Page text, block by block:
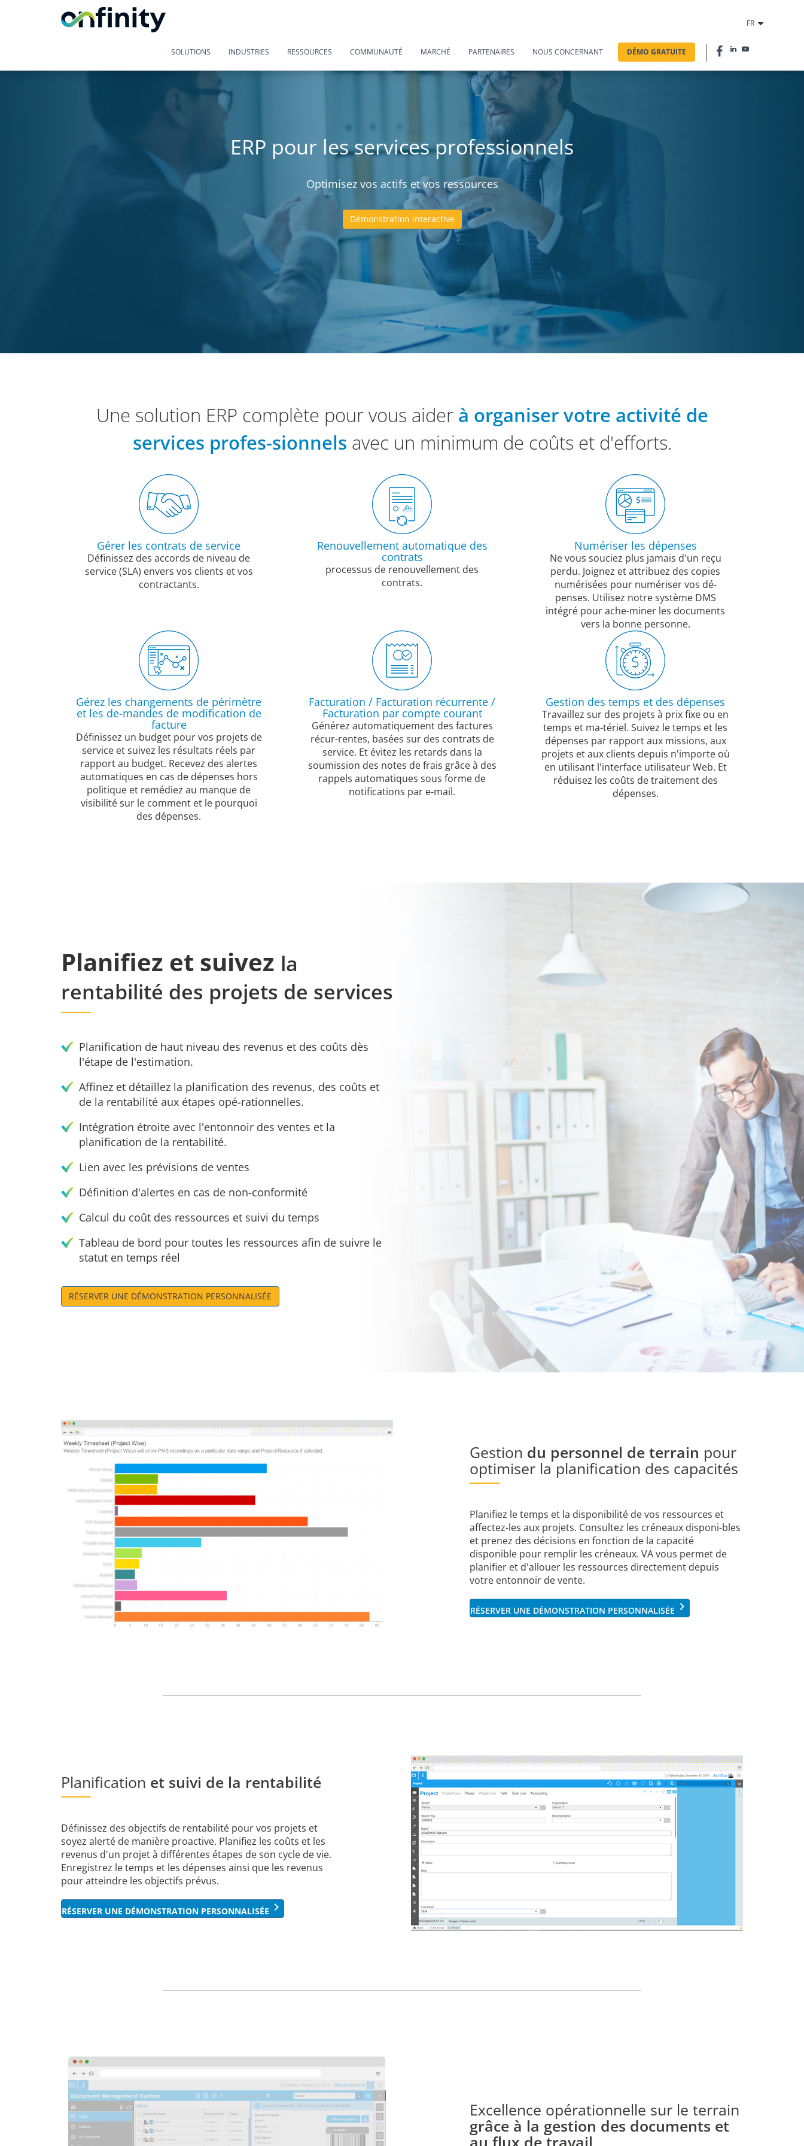
SOLUTIONS INDUSTRIES RESSOURCES COMMUNAUTÉ MARCHÉ PARTENAIRES NOUS CONCERNANT DÉMO GRATUITE
FR
ERP pour les services professionnels
Optimisez vos actifs et vos ressources
Démonstration interactive
Une solution ERP complète pour vous aider à organiser votre activité de
services profes-sionnels avec un minimum de coûts et d'efforts.
Gérer les contrats de service
Définissez des accords de niveau de
service (SLA) envers vos clients et vos
contractants.
Renouvellement automatique des
contrats
processus de renouvellement des
contrats.
Numériser les dépenses
Ne vous souciez plus jamais d'un reçu
perdu. Joignez et attribuez des copies
numérisées pour numériser vos dé-
penses. Utilisez notre système DMS
intégré pour ache-miner les documents
vers la bonne personne.
Gérez les changements de périmètre
et les de-mandes de modification de
facture
Définissez un budget pour vos projets de
service et suivez les résultats réels par
rapport au budget. Recevez des alertes
automatiques en cas de dépenses hors
politique et remédiez au manque de
visibilité sur le comment et le pourquoi
des dépenses.
Facturation / Facturation récurrente /
Facturation par compte courant
Générez automatiquement des factures
récur-rentes, basées sur des contrats de
service. Et évitez les retards dans la
soumission des notes de frais grâce à des
rappels automatiques sous forme de
notifications par e-mail.
Gestion des temps et des dépenses
Travaillez sur des projets à prix fixe ou en
temps et ma-tériel. Suivez le temps et les
dépenses par rapport aux missions, aux
projets et aux clients depuis n'importe où
en utilisant l'interface utilisateur Web. Et
réduisez les coûts de traitement des
dépenses.
Planifiez et suivez la
rentabilité des projets de services
Planification de haut niveau des revenus et des coûts dès
l'étape de l'estimation.
Affinez et détaillez la planification des revenus, des coûts et
de la rentabilité aux étapes opé-rationnelles.
Intégration étroite avec l'entonnoir des ventes et la
planification de la rentabilité.
Lien avec les prévisions de ventes
Définition d'alertes en cas de non-conformité
Calcul du coût des ressources et suivi du temps
Tableau de bord pour toutes les ressources afin de suivre le
statut en temps réel
RÉSERVER UNE DÉMONSTRATION PERSONNALISÉE
Gestion du personnel de terrain pour
optimiser la planification des capacités
Planifiez le temps et la disponibilité de vos ressources et
affectez-les aux projets. Consultez les créneaux disponi-bles
et prenez des décisions en fonction de la capacité
disponible pour remplir les créneaux. VA vous permet de
planifier et d'allouer les ressources directement depuis
votre entonnoir de vente.
RÉSERVER UNE DÉMONSTRATION PERSONNALISÉE keyboard_arrow_right
Planification et suivi de la rentabilité
Définissez des objectifs de rentabilité pour vos projets et
soyez alerté de manière proactive. Planifiez les coûts et les
revenus d'un projet à différentes étapes de son cycle de vie.
Enregistrez le temps et les dépenses ainsi que les revenus
pour atteindre les objectifs prévus.
RÉSERVER UNE DÉMONSTRATION PERSONNALISÉE keyboard_arrow_right
Excellence opérationnelle sur le terrain
grâce à la gestion des documents et